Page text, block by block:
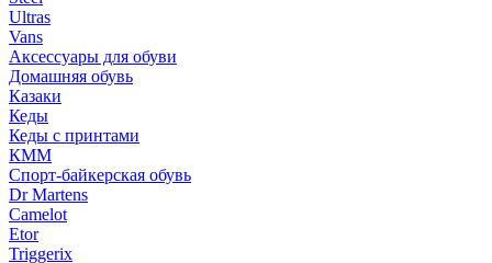
Ultras
Vans
Аксессуары для обуви
Домашняя обувь
Казаки
Кеды
Кеды с принтами
КММ
Спорт-байкерская обувь
Dr Martens
Camelot
Etor
Triggerix